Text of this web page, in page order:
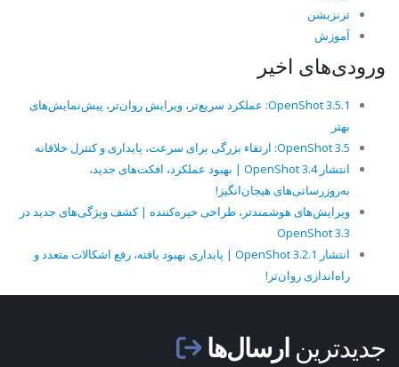
ترنزیشن
آموزش
ورودی‌های اخیر
OpenShot 3.5.1: عملکرد سریع‌تر، ویرایش روان‌تر، پیش‌نمایش‌های
بهتر
OpenShot 3.5: ارتقاء بزرگی برای سرعت، پایداری و کنترل خلاقانه
انتشار OpenShot 3.4 | بهبود عملکرد، افکت‌های جدید،
به‌روزرسانی‌های هیجان‌انگیز!
ویرایش‌های هوشمندتر، طراحی خیره‌کننده | کشف ویژگی‌های جدید در
OpenShot 3.3
انتشار OpenShot 3.2.1 | پایداری بهبود یافته، رفع اشکالات متعدد و
راه‌اندازی روان‌تر!
جدیدترین ارسال‌ها